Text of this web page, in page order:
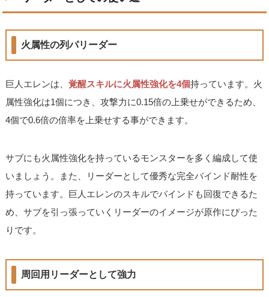
火属性の列パリーダー
巨人エレンは、覚醒スキルに火属性強化を4個持っています。火
属性強化は1個につき、攻撃力に0.15倍の上乗せができるため、
4個で0.6倍の倍率を上乗せする事ができます。
サブにも火属性強化を持っているモンスターを多く編成して使
いましょう。また、リーダーとして優秀な完全バインド耐性を
持っています。巨人エレンのスキルでバインドも回復できるた
め、サブを引っ張っていくリーダーのイメージが原作にぴった
りです。
周回用リーダーとして強力